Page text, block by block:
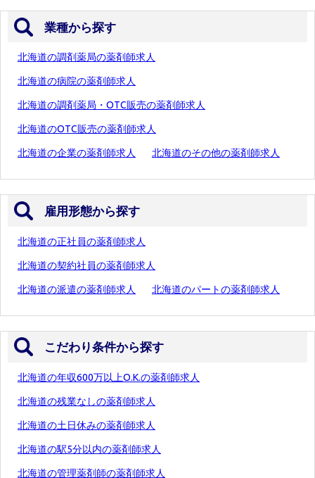
業種から探す
北海道の調剤薬局の薬剤師求人
北海道の病院の薬剤師求人
北海道の調剤薬局・OTC販売の薬剤師求人
北海道のOTC販売の薬剤師求人
北海道の企業の薬剤師求人 北海道のその他の薬剤師求人
雇用形態から探す
北海道の正社員の薬剤師求人
北海道の契約社員の薬剤師求人
北海道の派遣の薬剤師求人 北海道のパートの薬剤師求人
こだわり条件から探す
北海道の年収600万以上O.K.の薬剤師求人
北海道の残業なしの薬剤師求人
北海道の土日休みの薬剤師求人
北海道の駅5分以内の薬剤師求人
北海道の管理薬剤師の薬剤師求人